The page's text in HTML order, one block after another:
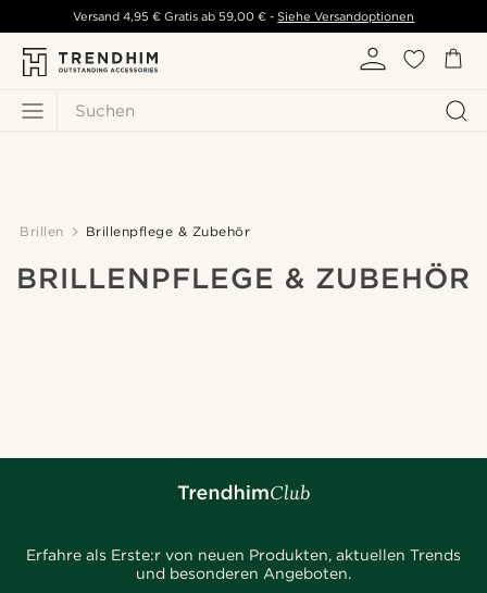
Suchen
Versand 4,95 € Gratis ab59,00 € - Siehe Versandoptionen
Brillen Brillenpflege & Zubehör
BRILLENPFLEGE & ZUBEHÖR
Erfahre als Erste:r von neuen Produkten, aktuellen Trends
und besonderen Angeboten.